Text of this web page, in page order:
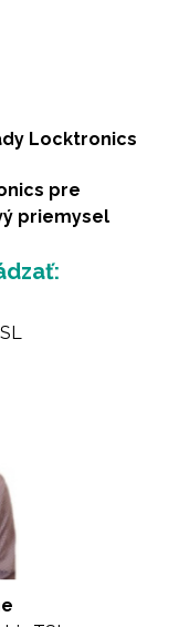
Locktronics
pre
priemysel